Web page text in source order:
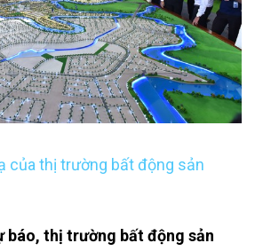
của thị trường bất động sản
báo, thị trường bất động sản